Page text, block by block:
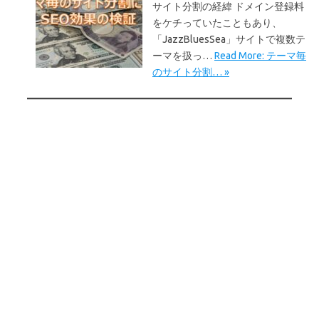
サイト分割の経緯 ドメイン登録料
をケチっていたこともあり、
「JazzBluesSea」サイトで複数テ
ーマを扱っ… Read More: テーマ毎
のサイト分割… »